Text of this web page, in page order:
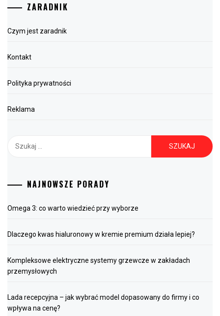
ZARADNIK
Czym jest zaradnik
Kontakt
Polityka prywatności
Reklama
NAJNOWSZE PORADY
Omega 3: co warto wiedzieć przy wyborze
Dlaczego kwas hialuronowy w kremie premium działa lepiej?
Kompleksowe elektryczne systemy grzewcze w zakładach
przemysłowych
Lada recepcyjna – jak wybrać model dopasowany do firmy i co
wpływa na cenę?